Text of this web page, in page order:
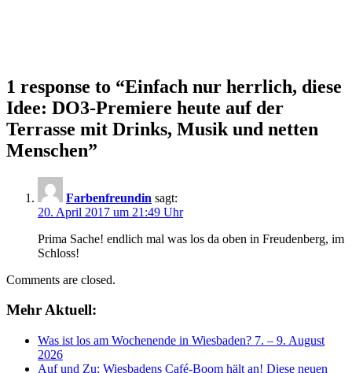
1 response to “Einfach nur herrlich, diese
Idee: DO3-Premiere heute auf der
Terrasse mit Drinks, Musik und netten
Menschen”
Farbenfreundin sagt:
20. April 2017 um 21:49 Uhr
Prima Sache! endlich mal was los da oben in Freudenberg, im
Schloss!
Comments are closed.
Mehr Aktuell:
Was ist los am Wochenende in Wiesbaden? 7. – 9. August
2026
Auf und Zu: Wiesbadens Café-Boom hält an! Diese neuen